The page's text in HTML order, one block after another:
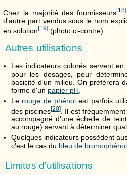
Chez la majorité des fournisseurs[18]
d'autre part vendus sous le nom
en solution[19] (photo ci-contre).
Autres utilisations
Les indicateurs colorés servent
pour les dosages, pour
basicité d'un milieu. On préférera
forme d'un papier pH
Le rouge de phénol est parfois
des piscines[20] . Il est
accompagné d'une échelle de
au rouge) servant à déterminer
Quelques indicateurs possèdent
c'est le cas du bleu de bromophénol
Limites d'utilisations